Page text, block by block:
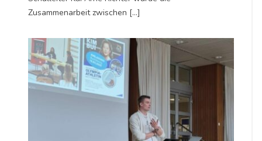
Zusammenarbeit zwischen […]